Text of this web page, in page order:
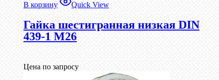
В корзину Quick View
Гайка шестигранная низкая DIN
439-1 М26
Цена по запросу